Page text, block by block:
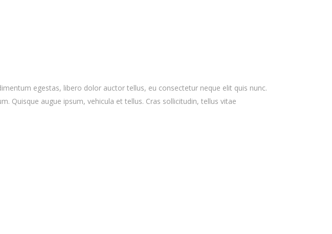
egestas, libero dolor auctor tellus, eu consectetur neque elit quis nunc.
Quisque augue ipsum, vehicula et tellus. Cras sollicitudin, tellus vitae